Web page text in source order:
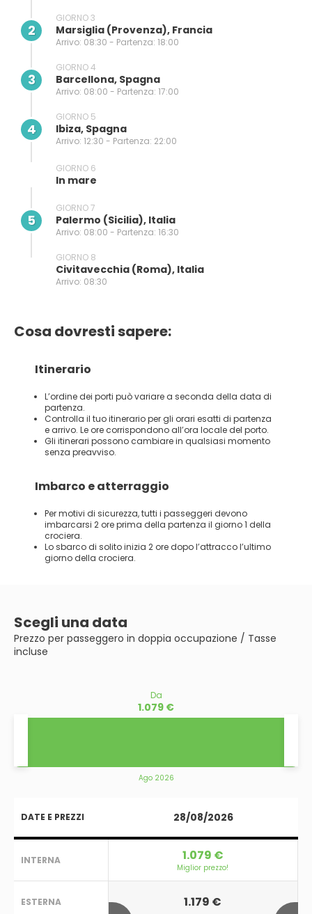
2
GIORNO 3
Marsiglia (provenza), Francia
Arrivo: 08:30 - Partenza: 18:00
3
GIORNO 4
Barcellona, Spagna
Arrivo: 08:00 - Partenza: 17:00
4
GIORNO 5
Ibiza, Spagna
Arrivo: 12:30 - Partenza: 22:00
GIORNO 6
In mare
5
GIORNO 7
Palermo (sicilia), Italia
Arrivo: 08:00 - Partenza: 16:30
GIORNO 8
Civitavecchia (Roma), Italia
Arrivo: 08:30
Cosa dovresti sapere:
Itinerario
L’ordine dei porti può variare a seconda della data di
partenza.
Controlla il tuo itinerario per gli orari esatti di partenza
e arrivo. Le ore corrispondono all’ora locale del porto.
Gli itinerari possono cambiare in qualsiasi momento
senza preavviso.
Imbarco e atterraggio
Per motivi di sicurezza, tutti i passeggeri devono
imbarcarsi 2 ore prima della partenza il giorno 1 della
crociera.
Lo sbarco di solito inizia 2 ore dopo l’attracco l’ultimo
giorno della crociera.
Scegli una data
Prezzo per passeggero in doppia occupazione / Tasse
incluse
Da
1.079 €
Ago 2026
DATE E PREZZI
INTERNA
ESTERNA
28/08/2026
1.079 €
Miglior prezzo!
1.179 €